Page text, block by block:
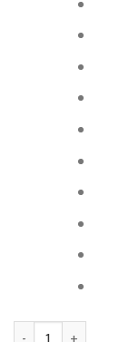
Ghibli AS 27 količina